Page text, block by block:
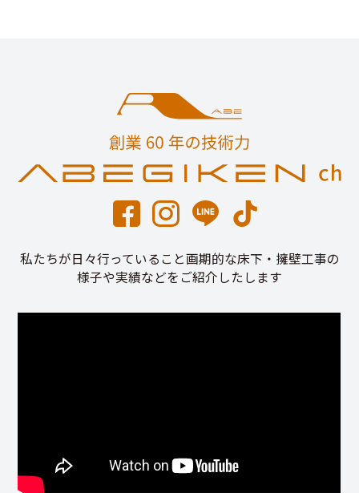
私たちが日々行っていること画期的な床下・擁壁工事の
様子や実績などをご紹介したします